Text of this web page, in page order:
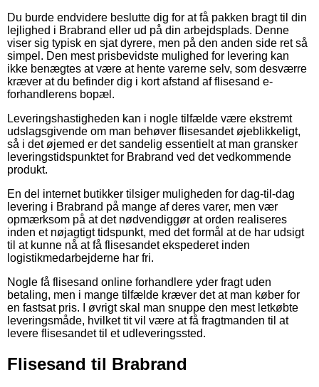
Du burde endvidere beslutte dig for at få pakken bragt til din
lejlighed i Brabrand eller ud på din arbejdsplads. Denne
viser sig typisk en sjat dyrere, men på den anden side ret så
simpel. Den mest prisbevidste mulighed for levering kan
ikke benægtes at være at hente varerne selv, som desværre
kræver at du befinder dig i kort afstand af flisesand e-
forhandlerens bopæl.
Leveringshastigheden kan i nogle tilfælde være ekstremt
udslagsgivende om man behøver flisesandet øjeblikkeligt,
så i det øjemed er det sandelig essentielt at man gransker
leveringstidspunktet for Brabrand ved det vedkommende
produkt.
En del internet butikker tilsiger muligheden for dag-til-dag
levering i Brabrand på mange af deres varer, men vær
opmærksom på at det nødvendiggør at orden realiseres
inden et nøjagtigt tidspunkt, med det formål at de har udsigt
til at kunne nå at få flisesandet ekspederet inden
logistikmedarbejderne har fri.
Nogle få flisesand online forhandlere yder fragt uden
betaling, men i mange tilfælde kræver det at man køber for
en fastsat pris. I øvrigt skal man snuppe den mest letkøbte
leveringsmåde, hvilket tit vil være at få fragtmanden til at
levere flisesandet til et udleveringssted.
Flisesand til Brabrand